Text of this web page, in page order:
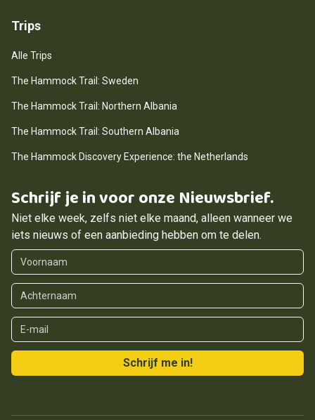
Trips
Alle Trips
The Hammock Trail: Sweden
The Hammock Trail: Northern Albania
The Hammock Trail: Southern Albania
The Hammock Discovery Experience: the Netherlands
Schrijf je in voor onze Nieuwsbrief.
Niet elke week, zelfs niet elke maand, alleen wanneer we
iets nieuws of een aanbieding hebben om te delen.
Voornaam
Achternaam
E-mail
Schrijf me in!